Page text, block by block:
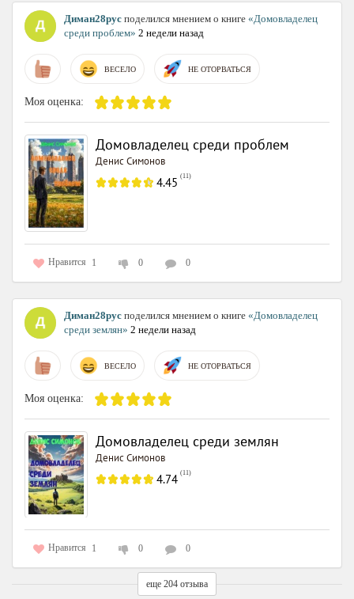
Диман28рус поделился мнением о книге «Домовладелец
среди проблем» 2 недели назад
ВЕСЕЛО НЕ ОТОРВАТЬСЯ
Моя оценка:
Домовладелец среди проблем
Денис Симонов
4.45 (11)
Нравится 1 0 0
Диман28рус поделился мнением о книге «Домовладелец
среди землян» 2 недели назад
ВЕСЕЛО НЕ ОТОРВАТЬСЯ
Моя оценка:
Домовладелец среди землян
Денис Симонов
4.74 (11)
Нравится 1 0 0
еще 204 отзыва